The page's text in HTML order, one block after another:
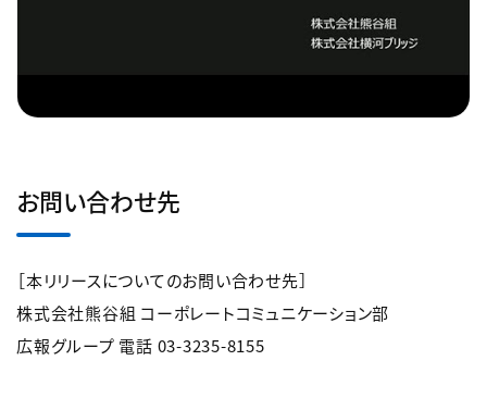
お問い合わせ先
［本リリースについてのお問い合わせ先］
株式会社熊谷組 コーポレートコミュニケーション部
広報グループ 電話 03-3235-8155